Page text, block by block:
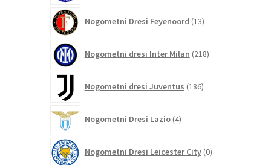
Nogometni Dresi Feyenoord 13izdelkov
Nogometni dresi Inter Milan 218izdelkov
Nogometni dresi Juventus 186izdelkov
Nogometni Dresi Lazio 4izdelki
Nogometni Dresi Leicester City 0izdelkov